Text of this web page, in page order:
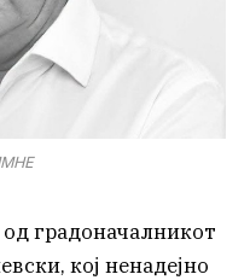
градоначалникот
кој ненадејно